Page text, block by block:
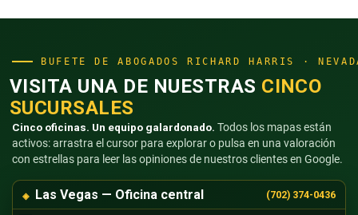
BUFETE DE ABOGADOS RICHARD HARRIS ·
VISITA UNA DE NUESTRAS CINCO
SUCURSALES
Cinco oficinas. Un equipo galardonado. Todos los mapas están
activos: arrastra el cursor para explorar o pulsa en una valoración
con estrellas para leer las opiniones de nuestros clientes en Google.
Las Vegas — Oficina central (702) 374-0436